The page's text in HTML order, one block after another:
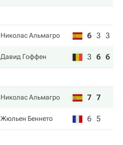
Николас Альмагро 6 3 3
Давид Гоффен 3 6 6
Николас Альмагро 7 7
Жюльен Беннето 6 5